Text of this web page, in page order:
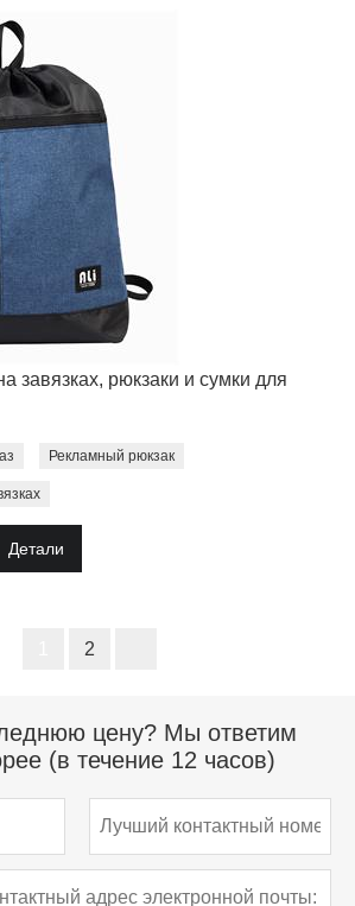
завязках, рюкзаки и сумки для
Рекламный рюкзак
Детали
2
цену? Мы ответим
(в течение 12 часов)